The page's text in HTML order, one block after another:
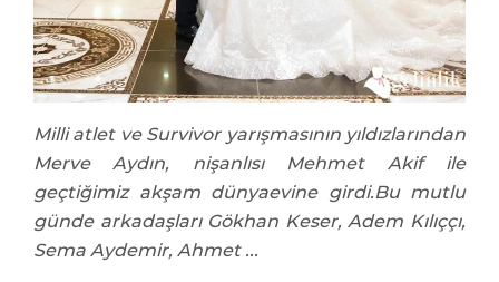
Milli atlet ve Survivor yarışmasının yıldızlarından
Merve Aydın, nişanlısı Mehmet Akif ile
geçtiğimiz akşam dünyaevine girdi.Bu mutlu
günde arkadaşları Gökhan Keser, Adem Kılıççı,
Sema Aydemir, Ahmet ...